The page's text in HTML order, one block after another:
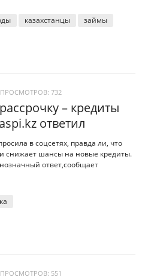
казахстанцы займы
ПРОСМОТРОВ: 732
– кредиты
ответил
в соцсетях, правда ли, что
снижает шансы на новые кредиты.
ответ,сообщает
ПРОСМОТРОВ: 551